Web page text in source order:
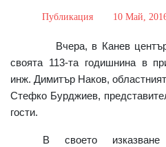
Публикация 10 Май,
Вчера, в Канев център,
своята 113-та годишнина в
инж. Димитър Наков,
Стефко Бурджиев,
гости.
В своето